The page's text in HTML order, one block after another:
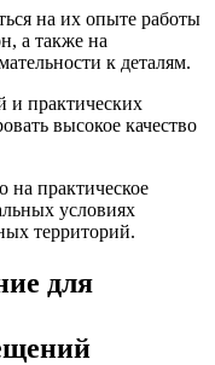
на их опыте работы
а также на
к деталям.
и практических
высокое качество
на практическое
условиях
территорий.
для